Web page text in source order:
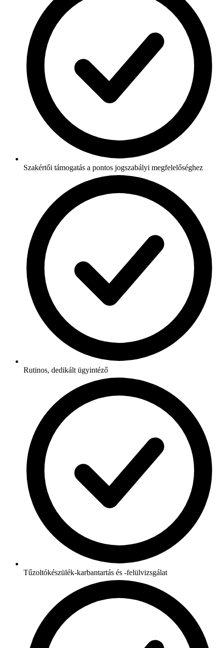
Szakértői támogatás a pontos jogszabályi megfelelőséghez
Rutinos, dedikált ügyintéző
Tűzoltókészülék-karbantartás és -felülvizsgálat